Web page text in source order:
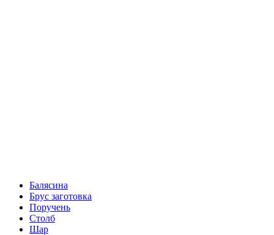
Балясина
Брус заготовка
Поручень
Столб
Шар